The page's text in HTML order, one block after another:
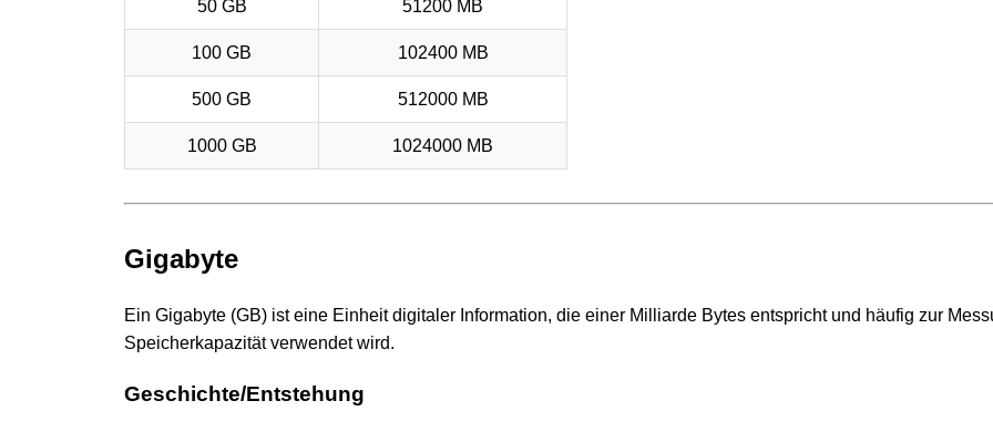
50 GB 51200 MB
100 GB 102400 MB
500 GB 512000 MB
1000 GB 1024000 MB
Gigabyte
Ein Gigabyte (GB) ist eine Einheit digitaler Information, die einer Milliarde Bytes entspricht und häufig zur
Speicherkapazität verwendet wird.
Geschichte/Entstehung